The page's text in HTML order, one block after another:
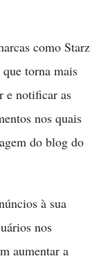
como Starz
torna mais
e notificar as
nos quais
do blog do
à sua
nos
aumentar a